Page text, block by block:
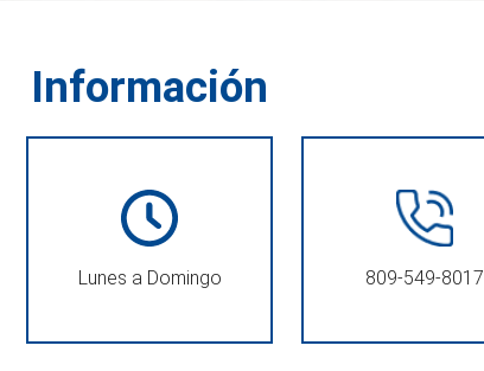
Información
Lunes a Domingo 809-549-8017